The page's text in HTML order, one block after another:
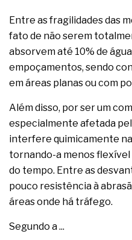
Entre as fragilidades das
fato de não serem
absorvem até 10% de
empoçamentos, sendo
em áreas planas ou com
Além disso, por ser um
especialmente afetada
interfere quimicamente
tornando-a menos flexível
do tempo. Entre as
pouco resistência à
áreas onde há tráfego.
Segundo a ...